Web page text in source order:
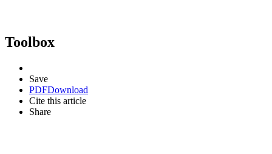
Toolbox
Save
PDFDownload
Cite this article
Share